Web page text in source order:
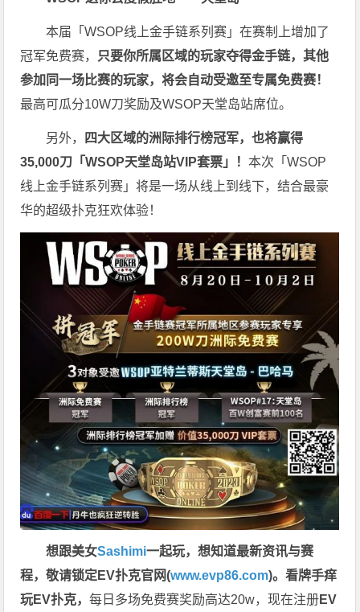
本届「WSOP线上金手链系列赛」在赛制上增加了
冠军免费赛， 只要你所属区域的玩家夺得金手链，其他
参加同一场比赛的玩家，将会自动受邀至专属免费赛！
最高可瓜分10W刀奖励及WSOP天堂岛站席位。
另外，
四大区域的洲际排行榜冠军，也将赢得
35,000刀「WSOP天堂岛站VIP套票」！本次「WSOP
线上金手链系列赛」将是一场从线上到线下，结合最豪
华的超级扑克狂欢体验！
想跟美女Sashimi一起玩，想知道最新资讯与赛
程，敬请锁定EV扑克官网(www.evp86.com)。看牌手痒
玩EV扑克，每日多场免费赛奖励高达20w，现在注册EV